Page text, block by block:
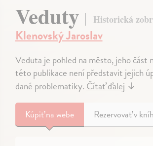
Veduty Historická
Klenovský Jaroslav
Veduta je pohled na město, jeho
této publikace není představit jejich
dané problematiky.Čítať ďalej↓
Kúpiťna webe Rezervovať v